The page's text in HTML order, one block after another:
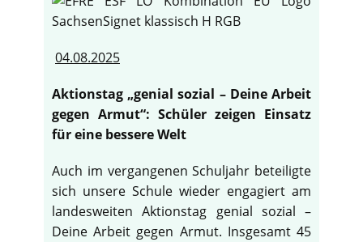
04.08.2025
Aktionstag „genial sozial – Deine Arbeit
gegen Armut“: Schüler zeigen Einsatz
für eine bessere Welt
Auch im vergangenen Schuljahr beteiligte
sich unsere Schule wieder engagiert am
landesweiten Aktionstag genial sozial –
Deine Arbeit gegen Armut. Insgesamt 45